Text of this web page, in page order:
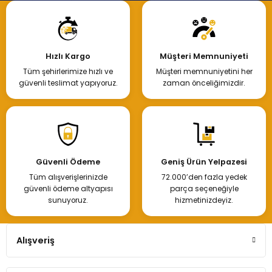
Hızlı Kargo
Tüm şehirlerimize hızlı ve
güvenli teslimat yapıyoruz.
Müşteri Memnuniyeti
Müşteri memnuniyetini her
zaman önceliğimizdir.
Güvenli Ödeme
Tüm alışverişlerinizde
güvenli ödeme altyapısı
sunuyoruz.
Geniş Ürün Yelpazesi
72.000’den fazla yedek
parça seçeneğiyle
hizmetinizdeyiz.
Alışveriş